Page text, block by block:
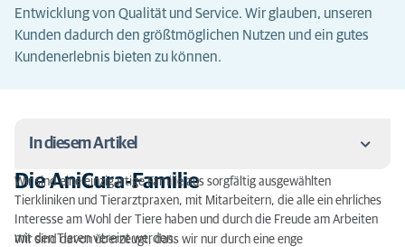
Entwicklung von Qualität und Service. Wir glauben, unseren
Kunden dadurch den größtmöglichen Nutzen und ein gutes
Kundenerlebnis bieten zu können.
In diesem Artikel
Die AniCura-Familie
Qualität
Die AniCura-Familie
Wir sind eine einzigartige Familie aus sorgfältig ausgewählten
Tierkliniken und Tierarztpraxen, mit Mitarbeitern, die alle ein ehrliches
Interesse am Wohl der Tiere haben und durch die Freude am Arbeiten
mit den Tieren vereint werden.
Wir sind davon überzeugt, dass wir nur durch eine enge